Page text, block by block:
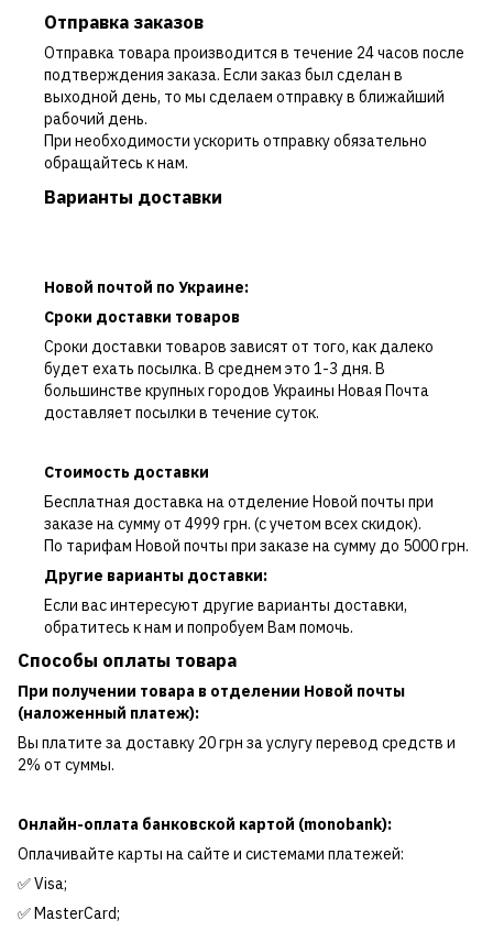
Отправка заказов
Отправка товара производится в течение 24 часов после
подтверждения заказа. Если заказ был сделан в
выходной день, то мы сделаем отправку в ближайший
рабочий день.
При необходимости ускорить отправку обязательно
обращайтесь к нам.
Варианты доставки
Новой почтой по Украине:
Сроки доставки товаров
Сроки доставки товаров зависят от того, как далеко
будет ехать посылка. В среднем это 1-3 дня. В
большинстве крупных городов Украины Новая Почта
доставляет посылки в течение суток.
Стоимость доставки
Бесплатная доставка на отделение Новой почты при
заказе на сумму от 4999 грн. (с учетом всех скидок).
По тарифам Новой почты при заказе на сумму до 5000 грн.
Другие варианты доставки:
Если вас интересуют другие варианты доставки,
обратитесь к нам и попробуем Вам помочь.
Способы оплаты товара
При получении товара в отделении Новой почты
(наложенный платеж):
Вы платите за доставку 20 грн за услугу перевод средств и
2% от суммы.
Онлайн-оплата банковской картой (monobank):
Оплачивайте карты на сайте и системами платежей:
✅ Visa;
✅ MasterCard;